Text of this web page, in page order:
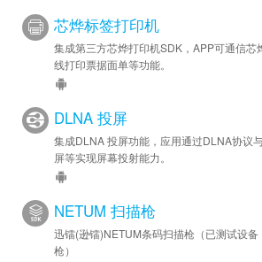
芯烨标签打印机
集成第三方芯烨打印机SDK，APP可通信芯
线打印票据面单等功能。
DLNA 投屏
集成DLNA 投屏功能，应用通过DLNA协议
屏等实现屏幕投射能力。
NETUM 扫描枪
迅镭(逊镭)NETUM条码扫描枪（已测试设备
枪）